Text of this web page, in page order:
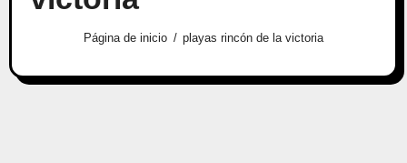
Página de inicio playas rincón de la victoria